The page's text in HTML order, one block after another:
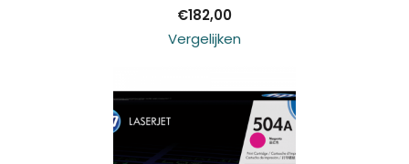
€182,00
Vergelijken